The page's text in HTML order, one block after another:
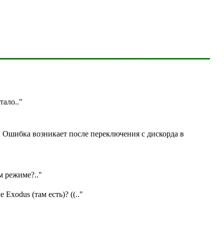
.."
возникает после переключения с дискорда в
режиме?.."
(там есть)? ((.."